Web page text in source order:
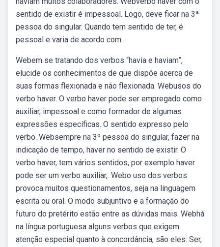
sentido de existir é impessoal. Logo, deve ficar na 3ª
pessoa do singular. Quando tem sentido de ter, é
pessoal e varia de acordo com.
Webem se tratando dos verbos “havia e haviam”,
elucide os conhecimentos de que dispõe acerca de
suas formas flexionada e não flexionada. Webusos do
verbo haver. O verbo haver pode ser empregado como
auxiliar, impessoal e como formador de algumas
expressões específicas. O sentido expresso pelo
verbo. Websempre na 3º pessoa do singular, fazer na
indicação de tempo, haver no sentido de existir. O
verbo haver, tem vários sentidos, por exemplo haver
pode ser um verbo auxiliar,. Webo uso dos verbos
provoca muitos questionamentos, seja na linguagem
escrita ou oral. O modo subjuntivo e a formação do
futuro do pretérito estão entre as dúvidas mais. Webhá
na língua portuguesa alguns verbos que exigem
atenção especial quanto à concordância, são eles: Ser,